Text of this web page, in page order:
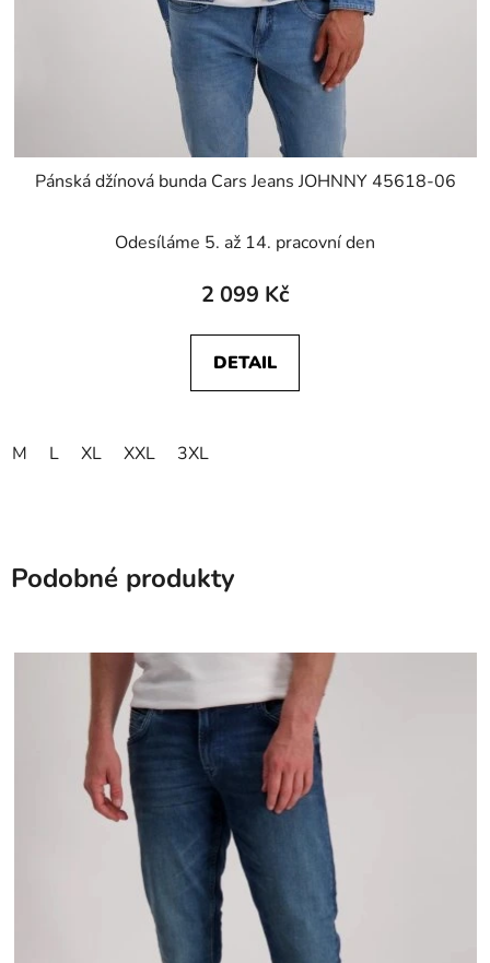
Pánská džínová bunda Cars Jeans JOHNNY 45618-06
Odesíláme 5. až 14. pracovní den
2 099 Kč
DETAIL
M L XL XXL 3XL
Podobné produkty